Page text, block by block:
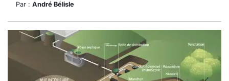
Par : André Bélisle